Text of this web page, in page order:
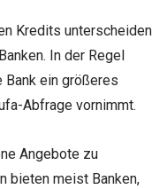
Kredits unterscheiden
In der Regel
Bank ein größeres
Abfrage vornimmt.
Angebote zu
bieten meist Banken,